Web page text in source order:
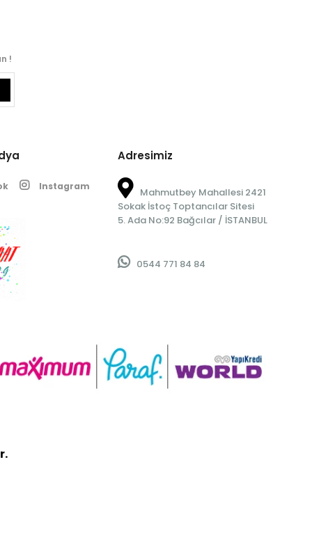
!
Instagram
Adresimiz
Mahmutbey Mahallesi 2421
Sokak İstoç Toptancılar Sitesi
5. Ada No:92 Bağcılar / İSTANBUL
0544 771 84 84